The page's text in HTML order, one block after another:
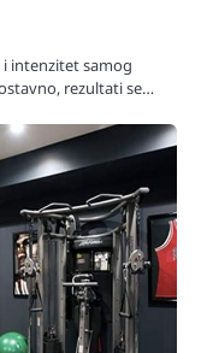
intenzitet samog
rezultati se…